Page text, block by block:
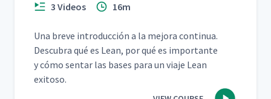
3 Videos 16m
Una breve intro­duc­ción a la mejo­ra con­tin­ua.
Des­cubra qué es Lean, por qué es impor­tante
y cómo sen­tar las bases para un via­je Lean
exitoso.